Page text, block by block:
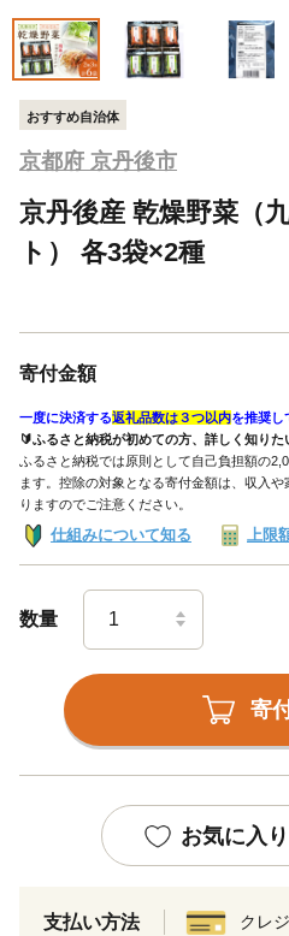
おすすめ自治体
京都府 京丹後市
京丹後産 乾燥野菜（
ト） 各3袋×2種
寄付金額
一度に決済する返礼品数は３つ以内を推奨し
🔰ふるさと納税が初めての方、詳しく知りた
ふるさと納税では原則として自己負担額の
ます。控除の対象となる寄付金額は、収入
りますのでご注意ください。
仕組みについて知る 上限
数量
寄
お気に入
支払い方法 クレ